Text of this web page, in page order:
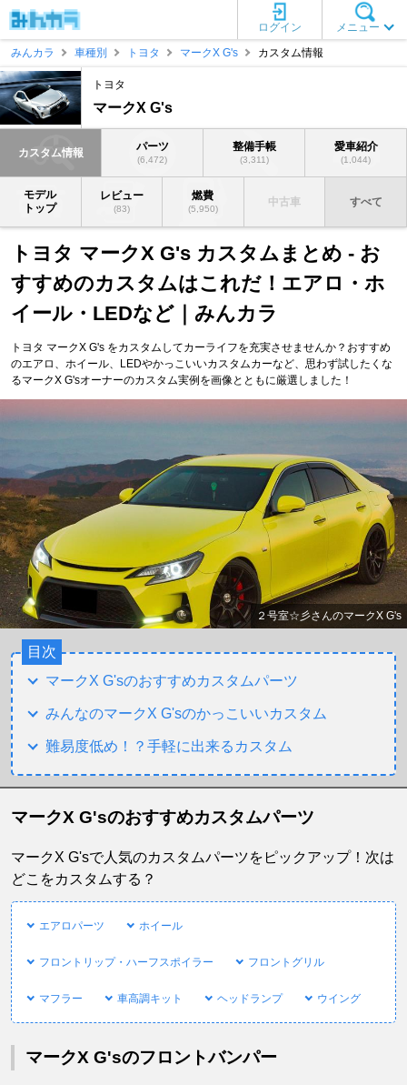
メニュー
ログイン
みんカラ
車種別 トヨタ マークX G's カスタム情報
トヨタ
マークX G's
カスタム情報 パーツ
(6,472)
整備手帳
(3,311)
愛車紹介
(1,044)
モデル
トップ
レビュー
(83)
燃費
(5,950)
中古車 すべて
トヨタ マークX G's カスタムまとめ - お
すすめのカスタムはこれだ！エアロ・ホ
イール・LEDなど｜みんカラ
トヨタ マークX G's をカスタムしてカーライフを充実させませんか？おすすめ
のエアロ、ホイール、LEDやかっこいいカスタムカーなど、思わず試したくな
るマークX G'sオーナーのカスタム実例を画像とともに厳選しました！
２号室☆彡さんのマークX G's
目次
マークX G'sのおすすめカスタムパーツ
みんなのマークX G'sのかっこいいカスタム
難易度低め！？手軽に出来るカスタム
マークX G'sのおすすめカスタムパーツ
マークX G'sで人気のカスタムパーツをピックアップ！次は
どこをカスタムする？
エアロパーツ ホイール
フロントリップ・ハーフスポイラー フロントグリル
マフラー 車高調キット ヘッドランプ ウイング
マークX G'sのフロントバンパー